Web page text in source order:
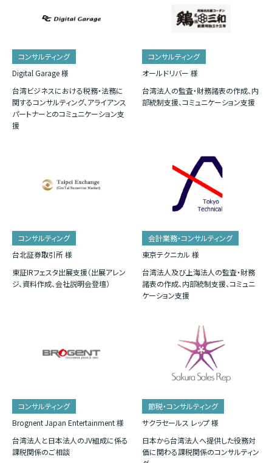
コンサルティング
Digital Garage 様
台湾ビジネスにおける税務・法務に
関するコンサルティング、アライアンス
パートナーとのコミュニケーション支
援
コンサルティング
オールドリバー 様
台湾法人の監査・財務諸表の作成、内
部統制支援、コミュニケーション支援
コンサルティング
台北証券取引所 様
東証IRフェスタ出展支援（出展アレン
ジ、資料作成、会社説明会登壇）
会計業務・コンサルティング
東京テクニカル 様
台湾法人及び上海法人の監査・財務
諸表の作成、内部統制支援、コミュニ
ケーション支援
コンサルティング
Brognent Japan Entertainment 様
台湾法人と日本法人のJV組成に係る
課税関係のご相談
節税・コンサルティング
サクラセールス レップ 様
日本から台湾法人へ提供した役務対
価に関わる課税関係のコンサルティン